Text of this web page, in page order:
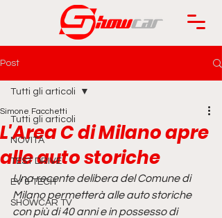
Post
Tutti gli articoli
NOVITÀ
TEST DRIVE
EV & TECH
SHOWCAR TV
Tutti gli articoli
L'Area C di Milano apre
alle auto storiche
Simone Facchetti
Una recente delibera del Comune di
Milano permetterà alle auto storiche
con più di 40 anni e in possesso di